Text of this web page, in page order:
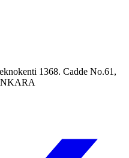
1368. Cadde No.61,